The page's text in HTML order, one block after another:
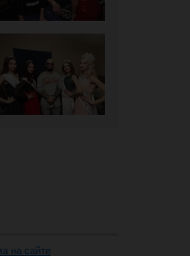
на сайте